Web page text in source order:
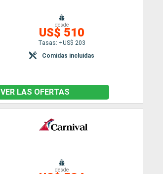
desde
US$ 510
Tasas: +US$ 203
Comidas incluidas
VER LAS OFERTAS
desde